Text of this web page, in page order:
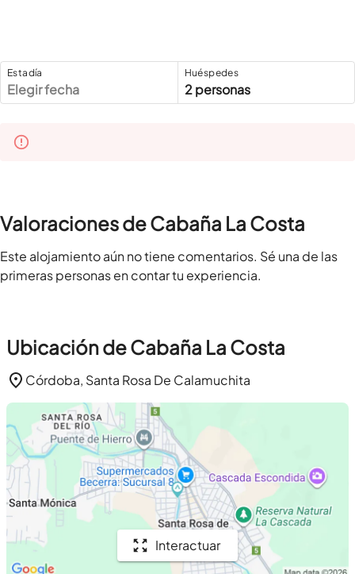
Estadía
Elegir fecha
Huéspedes
2 personas
Valoraciones de Cabaña La Costa
Este alojamiento aún no tiene comentarios. Sé una de las
primeras personas en contar tu experiencia.
Ubicación de Cabaña La Costa
Córdoba, Santa Rosa De Calamuchita
Interactuar